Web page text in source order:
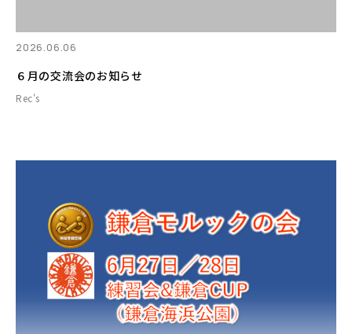
2026.06.06
６月の交流会のお知らせ
Rec's